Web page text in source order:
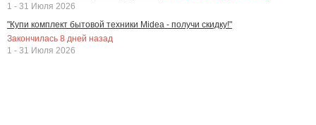
1 - 31 Июля 2026
"Купи комплект бытовой техники Midea - получи скидку!"
Закончилась 8 дней назад
1 - 31 Июля 2026